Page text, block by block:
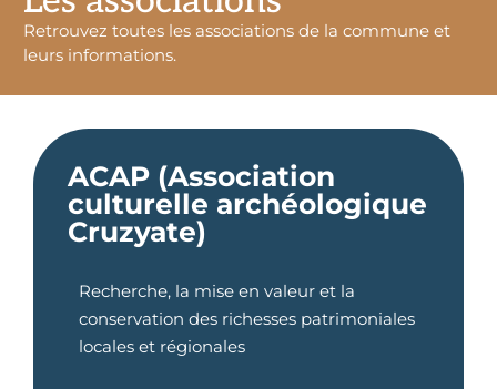
Retrouvez toutes les associations de la commune et
leurs informations.
ACAP (Association
culturelle archéologique
Cruzyate)
Recherche, la mise en valeur et la
conservation des richesses patrimoniales
locales et régionales